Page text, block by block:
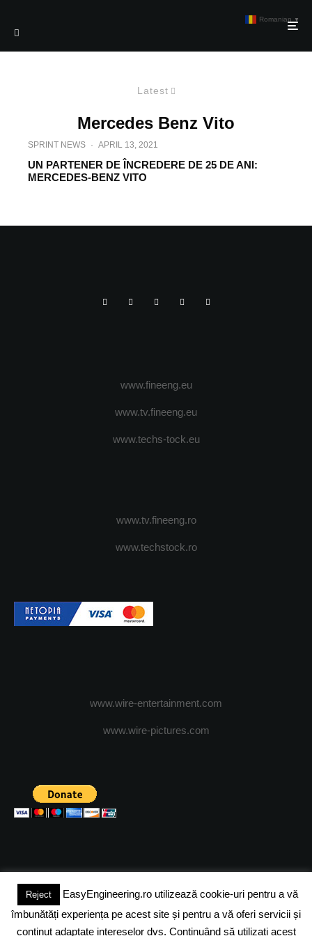
Latest
Mercedes Benz Vito
SPRINT NEWS · APRIL 13, 2021
UN PARTENER DE ÎNCREDERE DE 25 DE ANI:
MERCEDES-BENZ VITO
www.fineeng.eu
www.tv.fineeng.eu
www.techs-tock.eu
www.tv.fineeng.ro
www.techstock.ro
www.wire-entertainment.com
www.wire-pictures.com
(c) 2024 - FineEngineeringMagazine. All rights reserved.
DESPRE NOI ADVERTISING JOBS DESPRE COOKIES
Reject
EasyEngineering.ro utilizează cookie-uri pentru a vă
îmbunătăți experiența pe acest site și pentru a vă oferi servicii și
conținut adaptate intereselor dvs. Continuând să utilizați acest
Romanian ▼